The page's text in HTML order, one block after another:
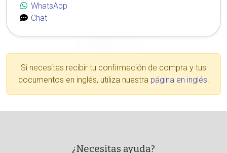
WhatsApp
Chat
Si necesitas recibir tu confirmación de compra y tus
documentos en inglés, utiliza nuestra página en inglés.
¿Necesitas ayuda?